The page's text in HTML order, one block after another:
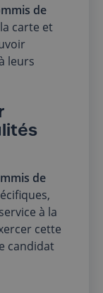
de
carte et
leurs
de
à la
cette
candidat